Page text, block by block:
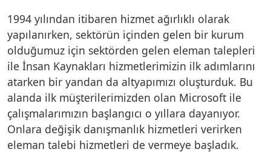
1994 yılından itibaren hizmet ağırlıklı olarak
yapılanırken, sektörün içinden gelen bir kurum
olduğumuz için sektörden gelen eleman talepleri
ile İnsan Kaynakları hizmetlerimizin ilk adımlarını
atarken bir yandan da altyapımızı oluşturduk. Bu
alanda ilk müşterilerimizden olan Microsoft ile
çalışmalarımızın başlangıcı o yıllara dayanıyor.
Onlara değişik danışmanlık hizmetleri verirken
eleman talebi hizmetleri de vermeye başladık.